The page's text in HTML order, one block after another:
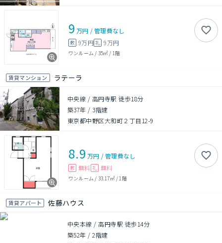
9 万円 /管理費なし
敷 9万円礼 9万円
ワンルーム / 35㎡ / 1階
賃貸マンション ラテーラ
中央線 / 高円寺駅 徒歩18分
築37年 / 3階建
東京都中野区大和町２丁目12-9
8.9 万円 /管理費なし
敷 無料 礼 無料
ワンルーム / 33.17㎡/ 1階
賃貸アパート 佐藤ハウス
中央本線 / 高円寺駅 徒歩14分
築52年 /2階建